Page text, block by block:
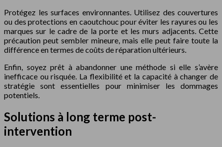
Protégez les surfaces environnantes. Utilisez des couvertures
ou des protections en caoutchouc pour éviter les rayures ou les
marques sur le cadre de la porte et les murs adjacents. Cette
précaution peut sembler mineure, mais elle peut faire toute la
différence en termes de coûts de réparation ultérieurs.
Enfin, soyez prêt à abandonner une méthode si elle s’avère
inefficace ou risquée. La flexibilité et la capacité à changer de
stratégie sont essentielles pour minimiser les dommages
potentiels.
Solutions à long terme post-
intervention